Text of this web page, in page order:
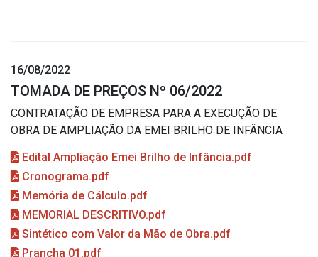
16/08/2022
TOMADA DE PREÇOS Nº 06/2022
CONTRATAÇÃO DE EMPRESA PARA A EXECUÇÃO DE
OBRA DE AMPLIAÇÃO DA EMEI BRILHO DE INFÂNCIA
Edital Ampliação Emei Brilho de Infância.pdf
Cronograma.pdf
Memória de Cálculo.pdf
MEMORIAL DESCRITIVO.pdf
Sintético com Valor da Mão de Obra.pdf
Prancha 01.pdf